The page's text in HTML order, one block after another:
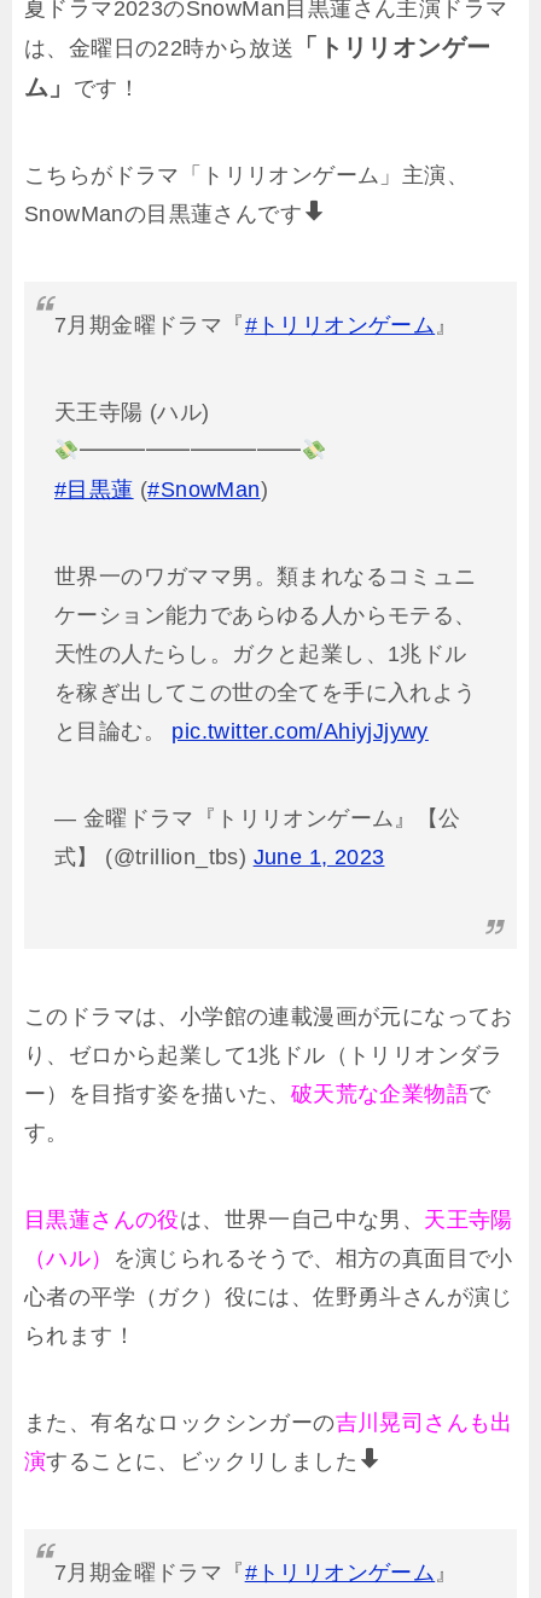
夏ドラマ2023のSnowMan目黒蓮さん主演ドラマ
は、金曜日の22時から放送
「トリリオンゲー
ム」
です！
こちらがドラマ「トリリオンゲーム」主演、
SnowManの目黒蓮さんです
7月期金曜ドラマ『#トリリオンゲーム 』
天王寺陽 (ハル)
━━━━━━━━━━
#目黒蓮 (#SnowMan)
世界一のワガママ男。類まれなるコミュニ
ケーション能力であらゆる人からモテる、
天性の人たらし。ガクと起業し、1兆ドル
を稼ぎ出してこの世の全てを手に入れよう
と目論む。 pic.twitter.com/AhiyjJjywy
— 金曜ドラマ『トリリオンゲーム』【公
式】 (@trillion_tbs) June 1, 2023
このドラマは、小学館の連載漫画が元になってお
り、ゼロから起業して1兆ドル（トリリオンダラ
ー）を目指す姿を描いた、 破天荒な企業物語で
す。
目黒蓮さんの役は、世界一自己中な男、 天王寺陽
（ハル）
を演じられるそうで、相方の真面目で小
心者の平学（ガク）役には、佐野勇斗さんが演じ
られます！
また、有名なロックシンガーの吉川晃司さんも出
演することに、ビックリしました
7月期金曜ドラマ『#トリリオンゲーム 』